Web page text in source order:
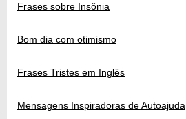
Frases sobre Insônia
Bom dia com otimismo
Frases Tristes em Inglês
Mensagens Inspiradoras de Autoajuda